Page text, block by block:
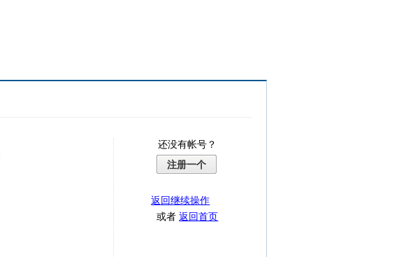
还没有帐号？
注册一个
返回继续操作
或者返回首页